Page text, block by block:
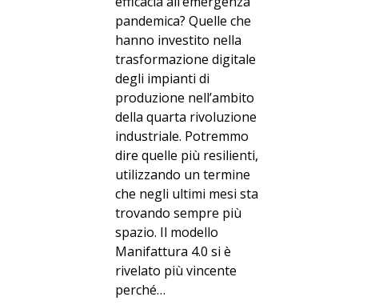
pandemica? Quelle che
hanno investito nella
trasformazione digitale
degli impianti di
produzione nell’ambito
della quarta rivoluzione
industriale. Potremmo
dire quelle più resilienti,
utilizzando un termine
che negli ultimi mesi sta
trovando sempre più
spazio. Il modello
Manifattura 4.0 si è
rivelato più vincente
perché…